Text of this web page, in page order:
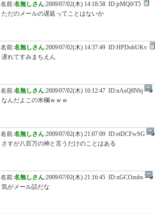
名前:名無しさん:2009/07/02(木) 14:18:58 ID:jrMQ0/T5
ただのメールの遅延ってことはないか
名前:名無しさん:2009/07/02(木) 14:37:49 ID:HPDobUKv
遅れてすみまちえん
名前:名無しさん:2009/07/02(木) 16:12:47 ID:nAsQ8Nbj
なんだよこの米欄ｗｗｗ
名前:名無しさん:2009/07/02(木) 21:07:09 ID:etDCFwSG
さすが八百万の神と言うだけのことはある
名前:名無しさん:2009/07/02(木) 21:16:45 ID:xGCOzubs
気がメール話だな